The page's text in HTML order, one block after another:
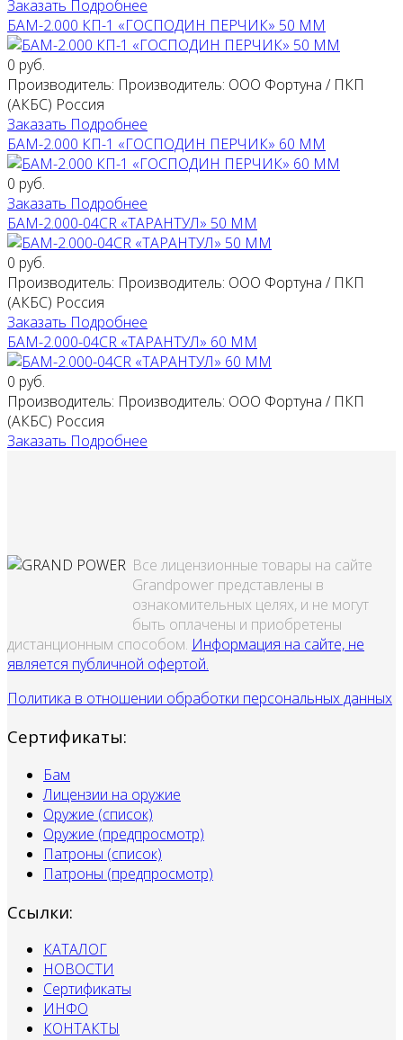
Заказать Подробнее
БАМ-2.000 КП-1 «ГОСПОДИН ПЕРЧИК» 50 ММ
0 руб.
Производитель: Производитель: ООО Фортуна / ПКП
(АКБС) Россия
Заказать Подробнее
БАМ-2.000 КП-1 «ГОСПОДИН ПЕРЧИК» 60 ММ
0 руб.
Заказать Подробнее
БАМ-2.000-04CR «ТАРАНТУЛ» 50 ММ
0 руб.
Производитель: Производитель: ООО Фортуна / ПКП
(АКБС) Россия
Заказать Подробнее
БАМ-2.000-04CR «ТАРАНТУЛ» 60 ММ
0 руб.
Производитель: Производитель: ООО Фортуна / ПКП
(АКБС) Россия
Заказать Подробнее
Все лицензионные товары на сайте
Grandpower представлены в
ознакомительных целях, и не могут
быть оплачены и приобретены
дистанционным способом. Информация на сайте, не
является публичной офертой.
Политика в отношении обработки персональных данных
Сертификаты:
Бам
Лицензии на оружие
Оружие (список)
Оружие (предпросмотр)
Патроны (список)
Патроны (предпросмотр)
Ссылки:
КАТАЛОГ
НОВОСТИ
Сертификаты
ИНФО
КОНТАКТЫ